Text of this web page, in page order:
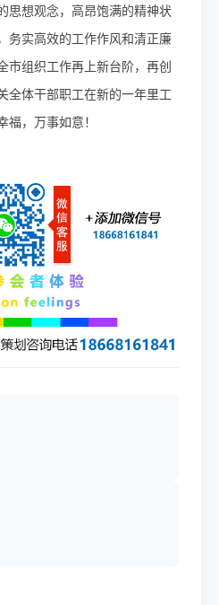
思想观念，高昂饱满的精神状
务实高效的工作作风和清正廉
市组织工作再上新台阶，再创
全体干部职工在新的一年里工
，万事如意！